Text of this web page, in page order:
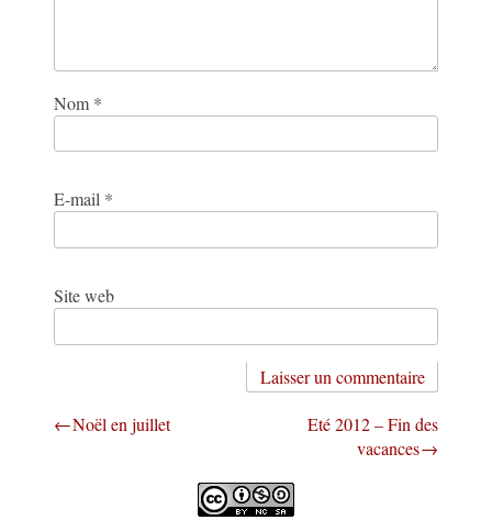
Nom *
E-mail *
Site web
Navigation
Noël en juillet
Eté 2012 – Fin des
vacances